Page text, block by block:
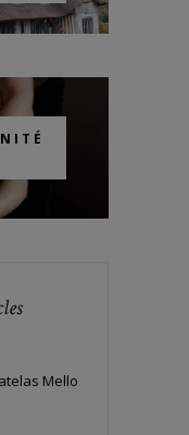
Mello